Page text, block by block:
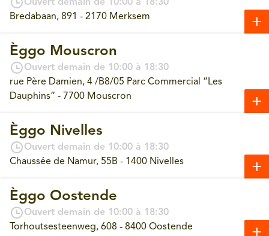
Ouvert demain de 10:00 à 18:30
Bredabaan, 891 - 2170 Merksem
Èggo Mouscron
Ouvert demain de 10:00 à 18:30
rue Père Damien, 4 /B8/05 Parc Commercial “Les
Dauphins” - 7700 Mouscron
Èggo Nivelles
Ouvert demain de 10:00 à 18:30
Chaussée de Namur, 55B - 1400 Nivelles
Èggo Oostende
Ouvert demain de 10:00 à 18:30
Torhoutsesteenweg, 608 - 8400 Oostende